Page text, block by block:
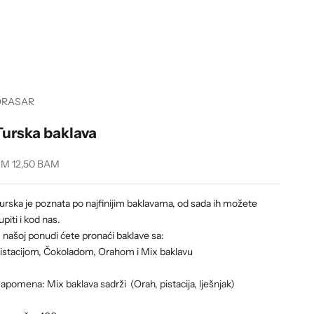
baklava
price
12,50 BAM
je poznata po najfinijim baklavama, od sada ih možete
i kod nas.
našoj ponudi ćete pronaći baklave sa:
Čokoladom, Orahom i Mix baklavu
Mix baklava sadrži (Orah, pistacija, lješnjak)